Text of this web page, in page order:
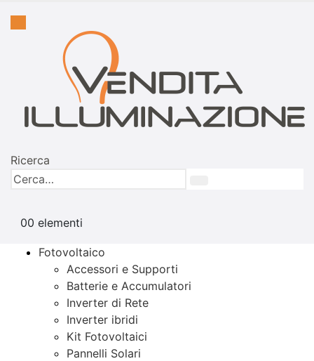
Ricerca
00 elementi
Fotovoltaico
Accessori e Supporti
Batterie e Accumulatori
Inverter di Rete
Inverter ibridi
Kit Fotovoltaici
Pannelli Solari